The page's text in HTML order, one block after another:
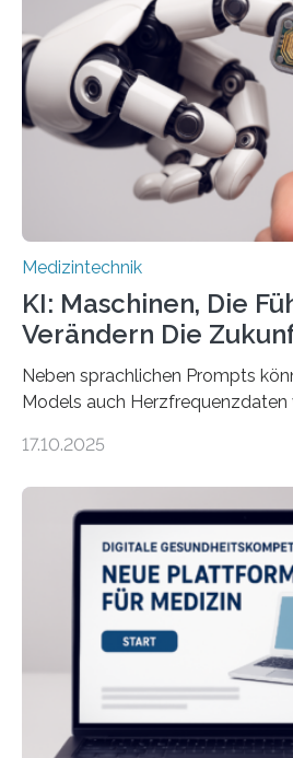
HSHL verantwortet die
sowie die KI-gestützte
die Entwicklung eines
Assistenzsystems, das den
kontinuierlich erfasst, pflegende
und in Notfällen selbstständig
Medizintechnik
KI: Maschinen, Die
Verändern Die
Neben sprachlichen Prompts
Models auch Herzfrequenzdaten
haben Dr. Morris Gellisch, ehemals
und Boris Burr von der Ruhr-
einem Experiment
dafür eine technische
physiologische Daten in Echtzeit
übermittelt werden können. Die
kann dadurch auch die Sprache
einbeziehen, auf die Menschen
Einfluss nehmen. Das eröffnet…
17.10.2025